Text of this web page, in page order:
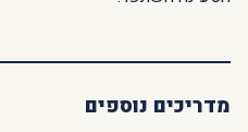
מדריכים נוספים